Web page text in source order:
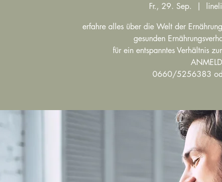
Fr., 29. Sep.
erfahre alles über die Welt der
gesunden
für ein entspanntes Verhältnis
0660/5256383